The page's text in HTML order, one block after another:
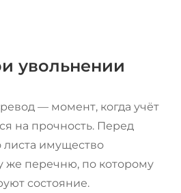
увольнении
— момент, когда учёт
на прочность. Перед
листа имущество
же перечню, по которому
состояние.